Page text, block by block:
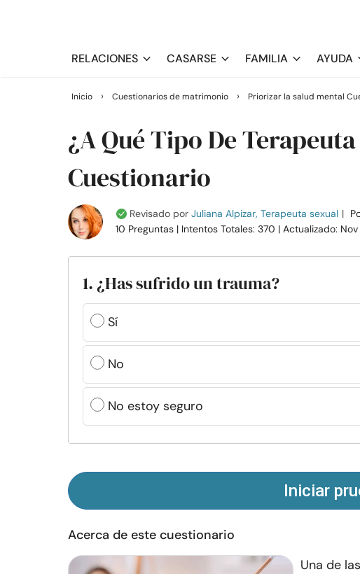
RELACIONES CASARSE FAMILIA AYUDA
Inicio › Cuestionarios de matrimonio › Priorizar la salud mental
¿A Qué Tipo De
Cuestionario
Revisado por Juliana Alpizar, Terapeuta sexual |
10 Preguntas | Intentos Totales: 370 | Actualizado:
1. ¿Has sufrido un trauma?
Sí
No
No estoy seguro
Iniciar
Acerca de este cuestionario
Una de